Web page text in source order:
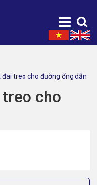
đai treo cho đường ống dẫn
cho